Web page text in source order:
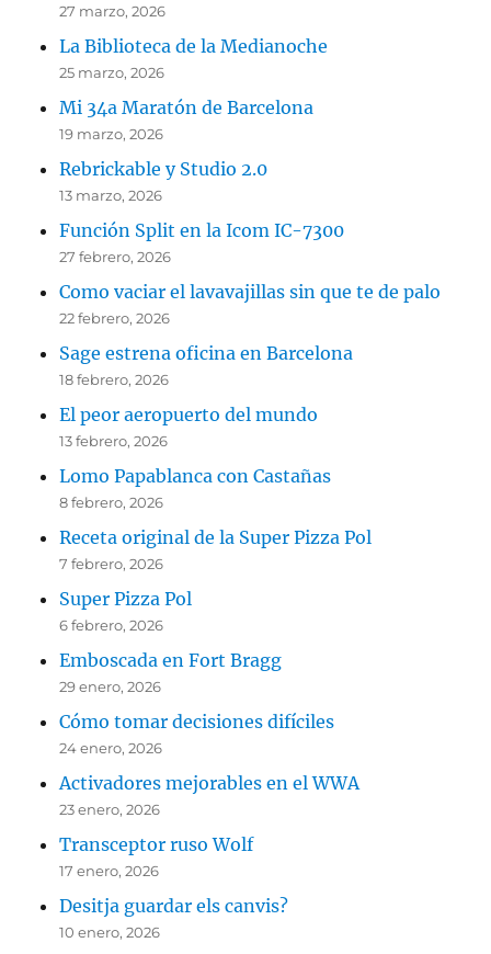
27 marzo, 2026
La Biblioteca de la Medianoche
25 marzo, 2026
Mi 34a Maratón de Barcelona
19 marzo, 2026
Rebrickable y Studio 2.0
13 marzo, 2026
Función Split en la Icom IC-7300
27 febrero, 2026
Como vaciar el lavavajillas sin que te de palo
22 febrero, 2026
Sage estrena oficina en Barcelona
18 febrero, 2026
El peor aeropuerto del mundo
13 febrero, 2026
Lomo Papablanca con Castañas
8 febrero, 2026
Receta original de la Super Pizza Pol
7 febrero, 2026
Super Pizza Pol
6 febrero, 2026
Emboscada en Fort Bragg
29 enero, 2026
Cómo tomar decisiones difíciles
24 enero, 2026
Activadores mejorables en el WWA
23 enero, 2026
Transceptor ruso Wolf
17 enero, 2026
Desitja guardar els canvis?
10 enero, 2026